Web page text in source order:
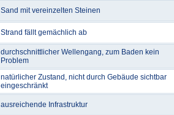
Sand mit vereinzelten Steinen
Strand fällt gemächlich ab
durchschnittlicher Wellengang, zum Baden kein
Problem
natürlicher Zustand, nicht durch Gebäude sichtbar
eingeschränkt
ausreichende Infrastruktur